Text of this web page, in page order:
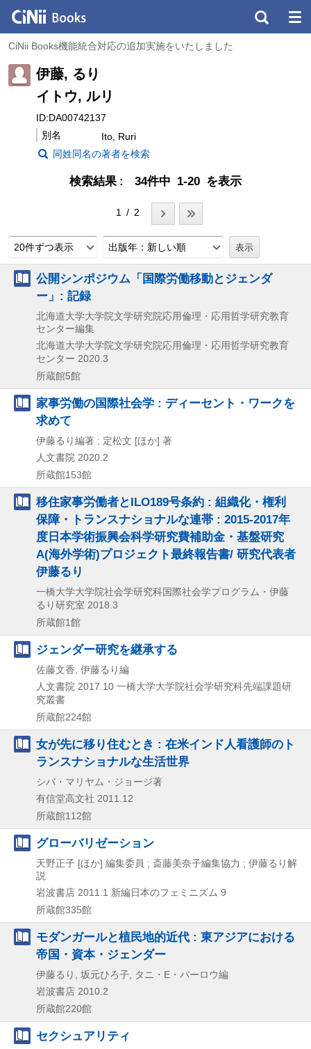
CiNii Books機能統合対応の追加実施をいたしました
伊藤, るり
イトウ, ルリ
ID:DA00742137
別名
Ito, Ruri
同姓同名の著者を検索
検索結果 34件中 1-20 を表示
1 / 2
20件ずつ表示 出版年：新しい順
公開シンポジウム「国際労働移動とジェンダ
ー」: 記録
北海道大学大学院文学研究院応用倫理・応用哲学研究教育
センター編集
北海道大学大学院文学研究院応用倫理・応用哲学研究教育
センター 2020.3
所蔵館5館
家事労働の国際社会学 : ディーセント・ワークを
求めて
伊藤るり編著 ; 定松文 [ほか] 著
人文書院 2020.2
所蔵館153館
移住家事労働者とILO189号条約 : 組織化・権利
保障・トランスナショナルな連帯 : 2015-2017年
度日本学術振興会科学研究費補助金・基盤研究
A(海外学術)プロジェクト最終報告書/ 研究代表者
伊藤るり
一橋大学大学院社会学研究科国際社会学プログラム・伊藤
るり研究室 2018.3
所蔵館1館
ジェンダー研究を継承する
佐藤文香, 伊藤るり編
人文書院 2017.10 一橋大学大学院社会学研究科先端課題研
究叢書
所蔵館224館
女が先に移り住むとき : 在米インド人看護師のト
ランスナショナルな生活世界
シバ・マリヤム・ジョージ著
有信堂高文社 2011.12
所蔵館112館
グローバリゼーション
天野正子 [ほか] 編集委員 ; 斎藤美奈子編集協力 ; 伊藤るり解
説
岩波書店 2011.1 新編日本のフェミニズム 9
所蔵館335館
モダンガールと植民地的近代 : 東アジアにおける
帝国・資本・ジェンダー
伊藤るり, 坂元ひろ子, タニ・E・バーロウ編
岩波書店 2010.2
所蔵館220館
セクシュアリティ